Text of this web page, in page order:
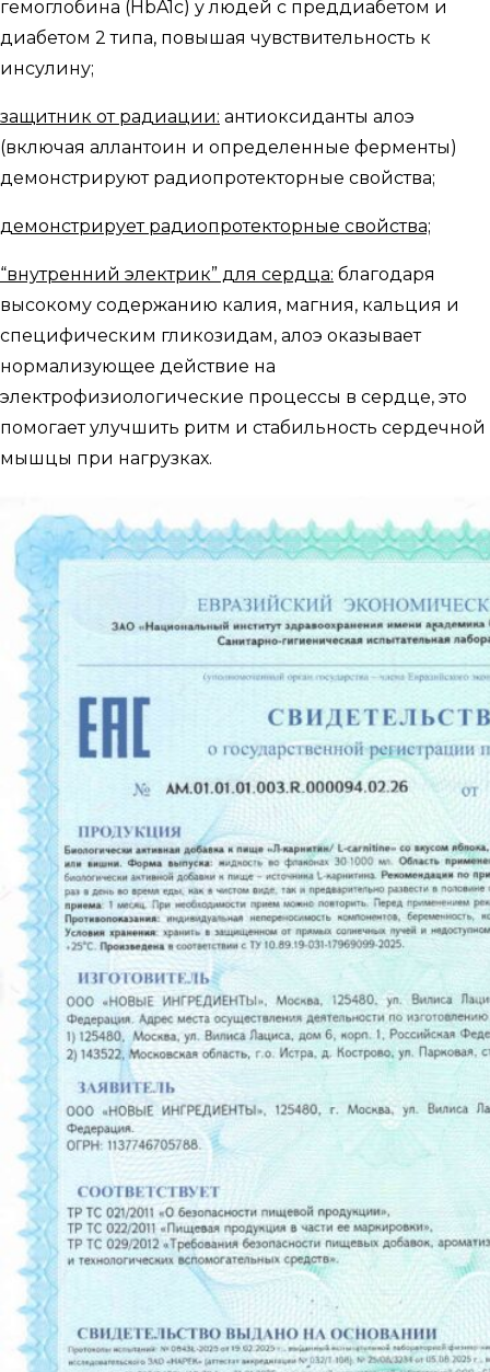
гемоглобина (HbA1c) у людей с преддиабетом и
диабетом 2 типа, повышая чувствительность к
инсулину;
защитник от радиации: антиоксиданты алоэ
(включая аллантоин и определенные ферменты)
демонстрируют радиопротекторные свойства;
демонстрирует радиопротекторные свойства;
“внутренний электрик” для сердца: благодаря
высокому содержанию калия, магния, кальция и
специфическим гликозидам, алоэ оказывает
нормализующее действие на
электрофизиологические процессы в сердце, это
помогает улучшить ритм и стабильность сердечной
мышцы при нагрузках.